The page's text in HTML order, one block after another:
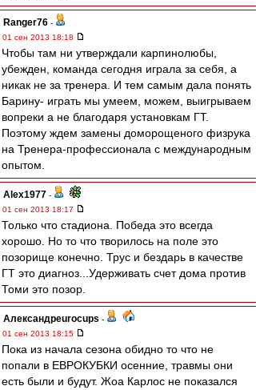
Ranger76 -
01 сен 2013 18:18
Чтобы там ни утверждали карпинолюбы,
убежден, команда сегодня играла за себя, а
никак не за тренера. И тем самым дала понять
Барину- играть мы умеем, можем, выигрываем
вопреки а не благодаря установкам ГТ.
Поэтому ждем замены доморощеного физрука
на Тренера-профессионала c международным
опытом.
Alex1977 -
01 сен 2013 18:17
Только что стадиона. Победа это всегда
хорошо. Но то что творилось на поле это
позорище конечно. Трус и бездарь в качестве
ГТ это диагноз...Удерживать счет дома против
Томи это позор.
Александрeurocups -
01 сен 2013 18:15
Пока из начала сезона обидно то что не
попали в ЕВРОКУБКИ осенние, травмы они
есть были и будут. Жоа Карлос не показался